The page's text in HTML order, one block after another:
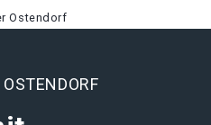
Ostendorf